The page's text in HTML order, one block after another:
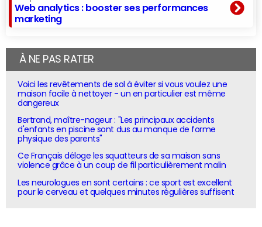
Web analytics : booster ses performances
marketing
À NE PAS RATER
Voici les revêtements de sol à éviter si vous voulez une
maison facile à nettoyer - un en particulier est même
dangereux
Bertrand, maître-nageur : "Les principaux accidents
d'enfants en piscine sont dus au manque de forme
physique des parents"
Ce Français déloge les squatteurs de sa maison sans
violence grâce à un coup de fil particulièrement malin
Les neurologues en sont certains : ce sport est excellent
pour le cerveau et quelques minutes régulières suffisent